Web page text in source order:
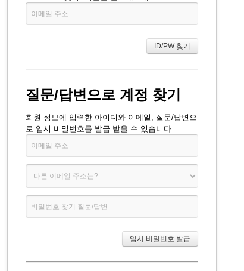
질문/답변으로 계정 찾기
회원 정보에 입력한 아이디와 이메일, 질문/답변으
로 임시 비밀번호를 발급 받을 수 있습니다.